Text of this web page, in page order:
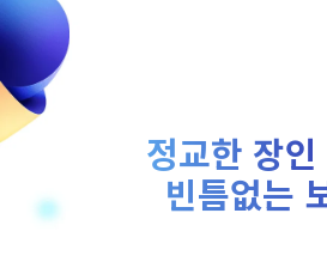
정교한 장인
빈틈없는